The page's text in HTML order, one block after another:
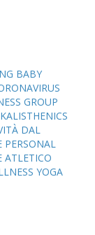
BABY
GROUP
KALISTHENICS
DAL
PERSONAL
ATLETICO
YOGA